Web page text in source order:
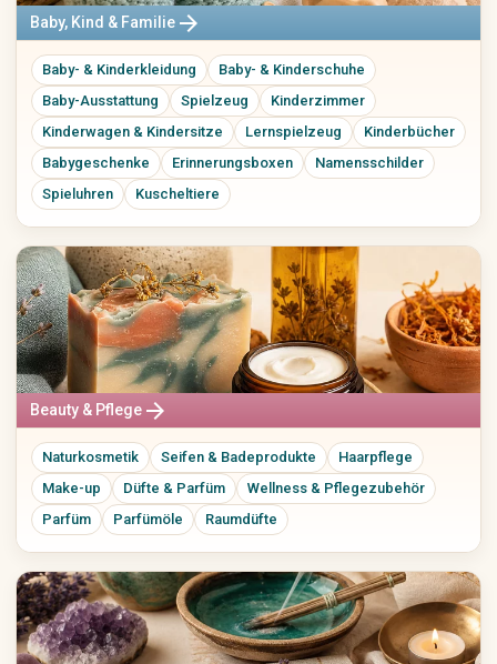
Baby, Kind & Familie arrow_forward
Baby- & Kinderkleidung
Baby- & Kinderschuhe
Baby-Ausstattung
Spielzeug
Kinderzimmer
Kinderwagen & Kindersitze
Lernspielzeug
Kinderbücher
Babygeschenke
Erinnerungsboxen
Namensschilder
Spieluhren
Kuscheltiere
Beauty & Pflege arrow_forward
Naturkosmetik Seifen & Badeprodukte
Haarpflege
Make-up
Düfte & Parfüm
Wellness & Pflegezubehör
Parfüm
Parfümöle Raumdüfte